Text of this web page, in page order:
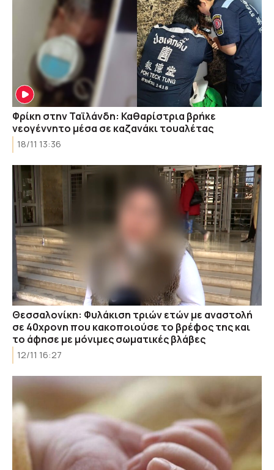
Φρίκη στην Ταϊλάνδη: Καθαρίστρια βρήκε
νεογέννητο μέσα σε καζανάκι τουαλέτας
18/11 13:36
Θεσσαλονίκη: Φυλάκιση τριών ετών με αναστολή
σε 40χρονη που κακοποιούσε το βρέφος της και
το άφησε με μόνιμες σωματικές βλάβες
12/11 16:27